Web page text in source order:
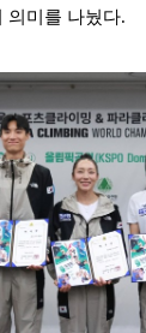
의미를 나눴다.